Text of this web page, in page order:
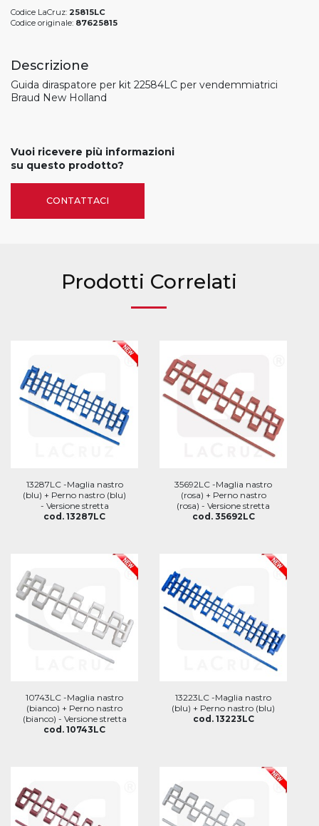
Codice LaCruz: 25815LC
Codice originale: 87625815
Descrizione
Guida diraspatore per kit 22584LC per vendemmiatrici
Braud New Holland
Vuoi ricevere più informazioni
su questo prodotto?
CONTATTACI
Prodotti Correlati
13287LC -Maglia nastro
(blu) + Perno nastro (blu)
- Versione stretta
cod. 13287LC
35692LC -Maglia nastro
(rosa) + Perno nastro
(rosa) - Versione stretta
cod. 35692LC
10743LC -Maglia nastro
(bianco) + Perno nastro
(bianco) - Versione stretta
cod. 10743LC
13223LC -Maglia nastro
(blu) + Perno nastro (blu)
cod. 13223LC